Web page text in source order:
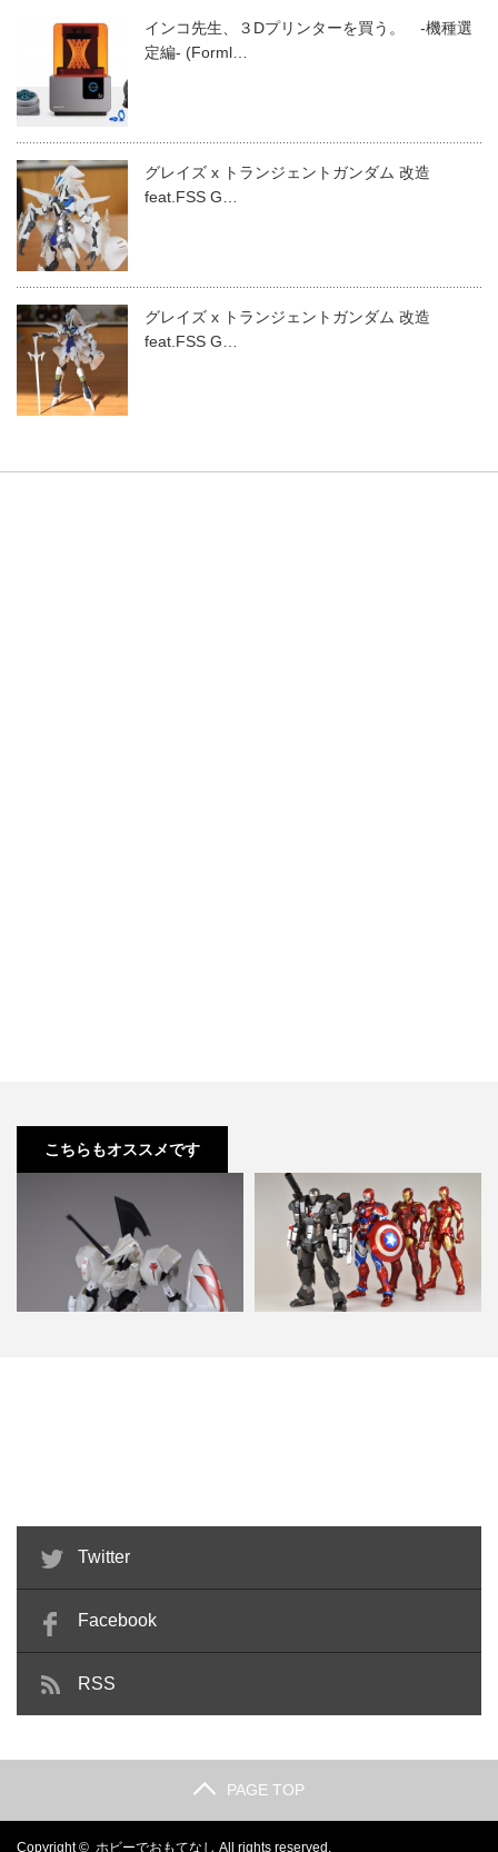
インコ先生、３Dプリンターを買う。 -機種選
定編- (Forml…
グレイズ x トランジェントガンダム 改造
feat.FSS G…
グレイズ x トランジェントガンダム 改造
feat.FSS G…
こちらもオススメです
Twitter
Facebook
RSS
PAGE TOP
Copyright © ホビーでおもてなし All rights reserved.